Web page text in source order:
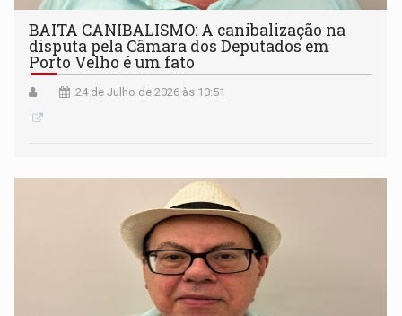
BAITA CANIBALISMO: A canibalização na
disputa pela Câmara dos Deputados em
Porto Velho é um fato
24 de Julho de 2026 às 10:51